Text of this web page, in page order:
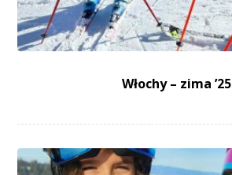
Włochy – zima ’25